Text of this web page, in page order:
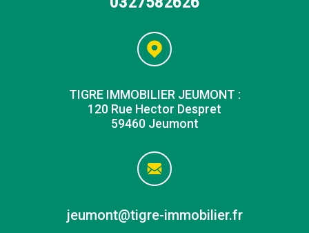
jeumont@tigre-immobilier.fr
TIGRE IMMOBILIER JEUMONT :
120 Rue Hector Despret
59460 Jeumont